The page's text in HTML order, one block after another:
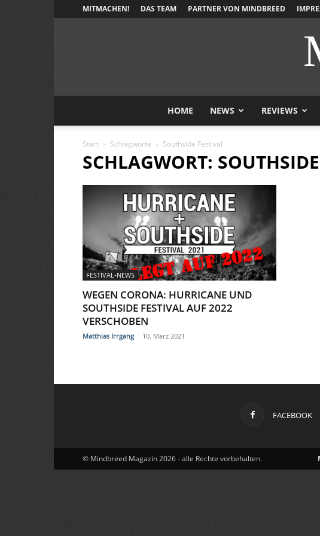
MITMACHEN! DAS TEAM PARTNER VON MINDBREED
HOME NEWS REVIEWS
Start Schlagworte Southside Festival
SCHLAGWORT:
FESTIVAL-NEWS
WEGEN CORONA: HURRICANE UND
SOUTHSIDE FESTIVAL AUF 2022
VERSCHOBEN
Matthias Irrgang - 10. März 2021
FACEBOOK
© Mindbreed Magazin 2026 - alle Rechte vorbehalten.